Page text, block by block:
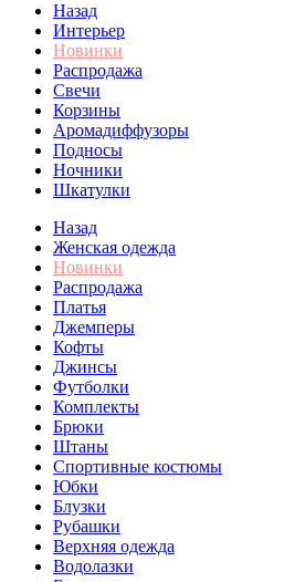
Назад
Интерьер
Новинки
Распродажа
Свечи
Корзины
Аромадиффузоры
Подносы
Ночники
Шкатулки
Назад
Женская одежда
Новинки
Распродажа
Платья
Джемперы
Кофты
Джинсы
Футболки
Комплекты
Брюки
Штаны
Спортивные костюмы
Юбки
Блузки
Рубашки
Верхняя одежда
Водолазки